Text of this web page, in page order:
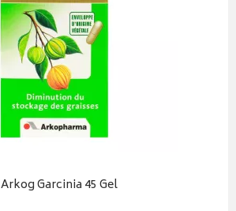
Arkog Garcinia 45 Gel